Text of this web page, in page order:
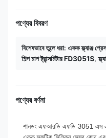
পণ্যের বিবরণ
বিশেষভাবে তুলে ধরা: একক ফ্ল্যাঞ্জ
শিল্প চাপ ট্রান্সমিটার FD3051S,
পণ্যের বর্ণনা
শানডং এফআরডি এফডি 3051 এস একক